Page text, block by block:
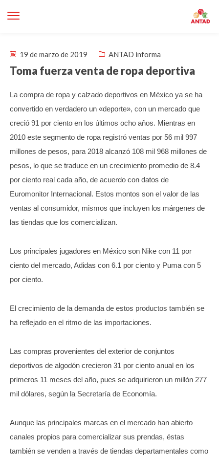
19 de marzo de 2019 ANTAD informa
Toma fuerza venta de ropa deportiva
La compra de ropa y calzado deportivos en México ya se ha
convertido en verdadero un «deporte», con un mercado que
creció 91 por ciento en los últimos ocho años. Mientras en
2010 este segmento de ropa registró ventas por 56 mil 997
millones de pesos, para 2018 alcanzó 108 mil 968 millones de
pesos, lo que se traduce en un crecimiento promedio de 8.4
por ciento real cada año, de acuerdo con datos de
Euromonitor Internacional. Estos montos son el valor de las
ventas al consumidor, mismos que incluyen los márgenes de
las tiendas que los comercializan.
Los principales jugadores en México son Nike con 11 por
ciento del mercado, Adidas con 6.1 por ciento y Puma con 5
por ciento.
El crecimiento de la demanda de estos productos también se
ha reflejado en el ritmo de las importaciones.
Las compras provenientes del exterior de conjuntos
deportivos de algodón crecieron 31 por ciento anual en los
primeros 11 meses del año, pues se adquirieron un millón 277
mil dólares, según la Secretaría de Economía.
Aunque las principales marcas en el mercado han abierto
canales propios para comercializar sus prendas, éstas
también se venden a través de tiendas departamentales como